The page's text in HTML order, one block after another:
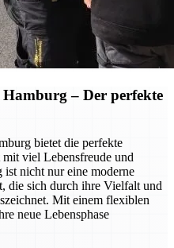
– Der perfekte
bietet die perfekte
viel Lebensfreude und
nicht nur eine moderne
die sich durch ihre Vielfalt und
Mit einem flexiblen
neue Lebensphase